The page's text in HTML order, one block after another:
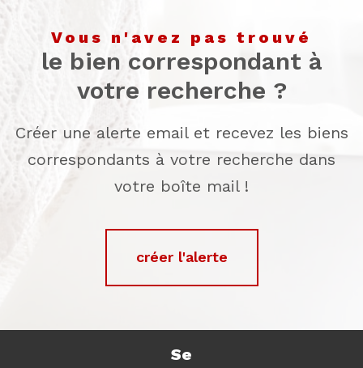
vous n'avez pas trouvé
le bien correspondant à
votre recherche ?
Créer une alerte email et recevez les biens
correspondants à votre recherche dans
votre boîte mail !
créer l'alerte
se